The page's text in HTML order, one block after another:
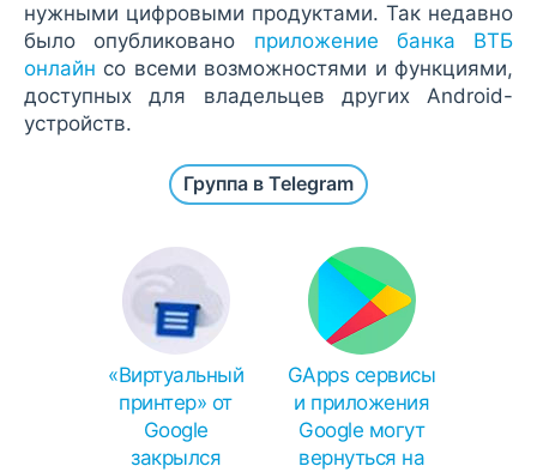
нужными цифровыми продуктами. Так недавно
было опубликовано приложение банка ВТБ
онлайн со всеми возможностями и функциями,
доступных для владельцев других Android-
устройств.
Группа в Telegram
«Виртуальный
принтер» от
Google
закрылся
GApps сервисы
и приложения
Google могут
вернуться на